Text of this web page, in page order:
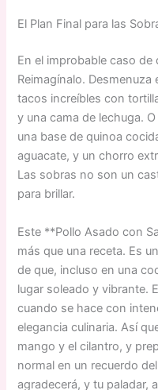
El Plan Final para las
En el improbable caso
Reimagínalo.
tacos increíbles con
y una cama de lechuga.
una base de quinoa
aguacate, y un chorro
Las sobras no son un
para brillar.
Este **Pollo Asado con
más que una receta. Es
de que, incluso en una
lugar soleado y vibrante.
cuando se hace con
elegancia culinaria. Así
mango y el cilantro, y
normal en un recuerdo
agradecerá, y tu paladar,